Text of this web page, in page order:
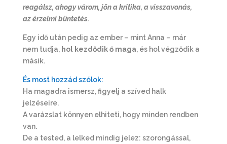
reagálsz, ahogy várom, jön a kritika, a visszavonás,
az érzelmi büntetés.
Egy idő után pedig az ember – mint Anna – már
nem tudja, hol kezdődik ő maga, és hol végződik a
másik.
És most hozzád szólok:
Ha magadra ismersz, figyelj a szíved halk
jelzéseire.
A varázslat könnyen elhiteti, hogy minden rendben
van.
De a tested, a lelked mindig jelez: szorongással,